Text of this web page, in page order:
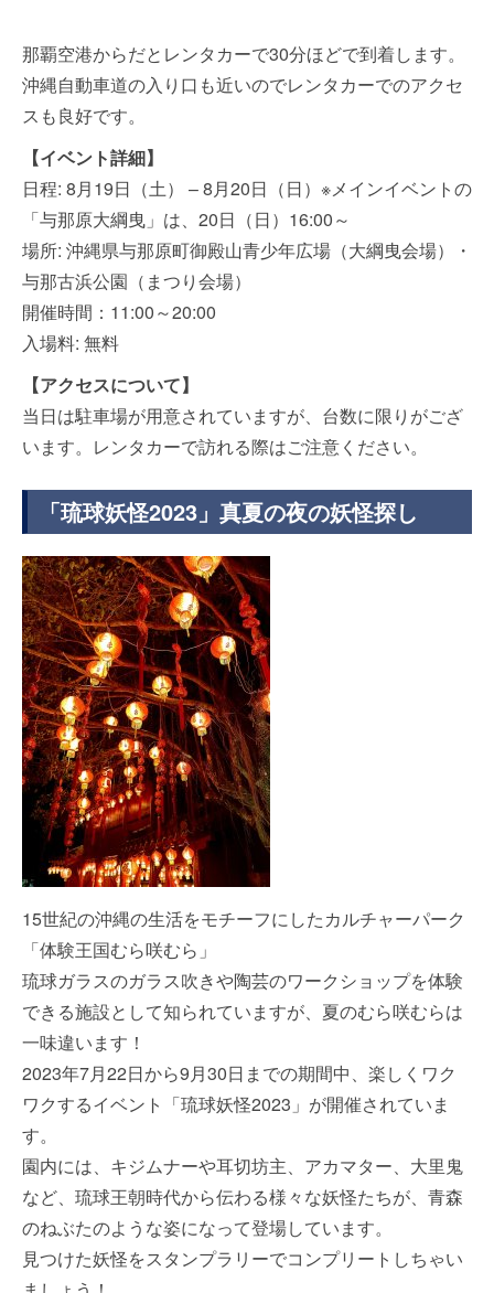
那覇空港からだとレンタカーで30分ほどで到着します。
沖縄自動車道の入り口も近いのでレンタカーでのアクセ
スも良好です。
【イベント詳細】
日程: 8月19日（土） – 8月20日（日）※メインイベントの
「与那原大綱曳」は、20日（日）16:00～
場所: 沖縄県与那原町御殿山青少年広場（大綱曳会場）・
与那古浜公園（まつり会場）
開催時間：11:00～20:00
入場料: 無料
【アクセスについて】
当日は駐車場が用意されていますが、台数に限りがござ
います。レンタカーで訪れる際はご注意ください。
「琉球妖怪2023」真夏の夜の妖怪探し
15世紀の沖縄の生活をモチーフにしたカルチャーパーク
「体験王国むら咲むら」
琉球ガラスのガラス吹きや陶芸のワークショップを体験
できる施設として知られていますが、夏のむら咲むらは
一味違います！
2023年7月22日から9月30日までの期間中、楽しくワク
ワクするイベント「琉球妖怪2023」が開催されていま
す。
園内には、キジムナーや耳切坊主、アカマター、大里鬼
など、琉球王朝時代から伝わる様々な妖怪たちが、青森
のねぶたのような姿になって登場しています。
見つけた妖怪をスタンプラリーでコンプリートしちゃい